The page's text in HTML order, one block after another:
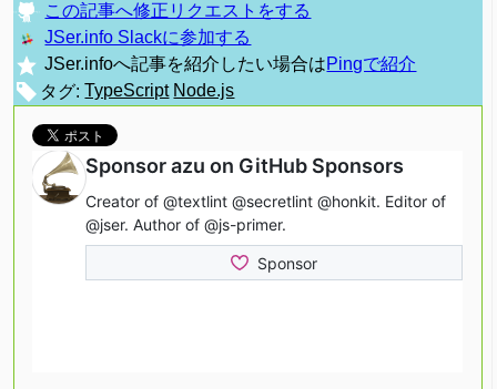
この記事へ修正リクエストをする
JSer.info Slackに参加する
JSer.infoへ記事を紹介したい場合はPingで紹介
タグ: TypeScript Node.js